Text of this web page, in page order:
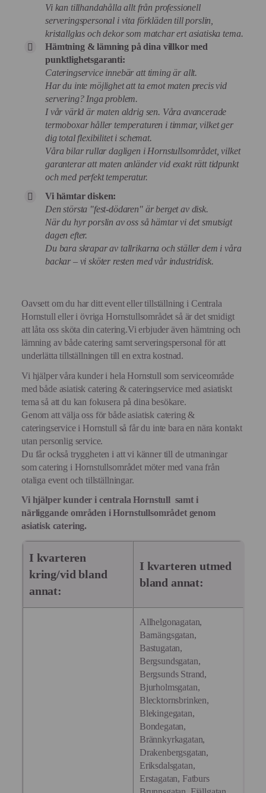
Vi kan tillhandahålla allt från professionell
serveringspersonal i vita förkläden till porslin,
kristallglas och dekor som matchar ert asiatiska tema.
Hämtning & lämning på dina villkor med
punktlighetsgaranti:
Cateringservice innebär att timing är allt.
Har du inte möjlighet att ta emot maten precis vid
servering? Inga problem.
I vår värld är maten aldrig sen. Våra avancerade
termoboxar håller temperaturen i timmar, vilket ger
dig total flexibilitet i schemat.
Våra bilar rullar dagligen i Hornstullsområdet, vilket
garanterar att maten anländer vid exakt rätt tidpunkt
och med perfekt temperatur.
Vi hämtar disken:
Den största "fest-dödaren" är berget av disk.
När du hyr porslin av oss så hämtar vi det smutsigt
dagen efter.
Du bara skrapar av tallrikarna och ställer dem i våra
backar – vi sköter resten med vår industridisk.
Oavsett om du har ditt event eller tillställning i Centrala
Hornstull eller i övriga Hornstullsområdet så är det smidigt
att låta oss sköta din catering.Vi erbjuder även hämtning och
lämning av både catering samt serveringspersonal för att
underlätta tillställningen till en extra kostnad.
Vi hjälper våra kunder i hela Hornstull som serviceområde
med både asiatisk catering & cateringservice med asiatiskt
tema så att du kan fokusera på dina besökare.
Genom att välja oss för både asiatisk catering &
cateringservice i Hornstull så får du inte bara en nära kontakt
utan personlig service.
Du får också tryggheten i att vi känner till de utmaningar
som catering i Hornstullsområdet möter med vana från
otaliga event och tillställningar.
Vi hjälper kunder i centralaHornstull samt i
närliggande områden iHornstullsområdet genom
asiatisk catering.
I kvarteren
kring/vid bland
annat:
I kvarteren utmed
bland annat:
Allhelgonagatan,
Barnängsgatan,
Bastugatan,
Bergsundsgatan,
Bergsunds Strand,
Bjurholmsgatan,
Blecktornsbrinken,
Blekingegatan,
Bondegatan,
Brännkyrkagatan,
Drakenbergsgatan,
Eriksdalsgatan,
Erstagatan, Fatburs